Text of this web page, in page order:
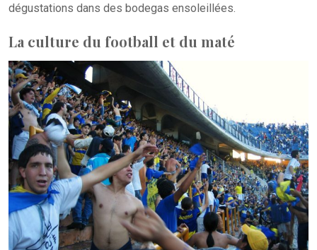
dégustations dans des bodegas ensoleillées.
La culture du football et du maté